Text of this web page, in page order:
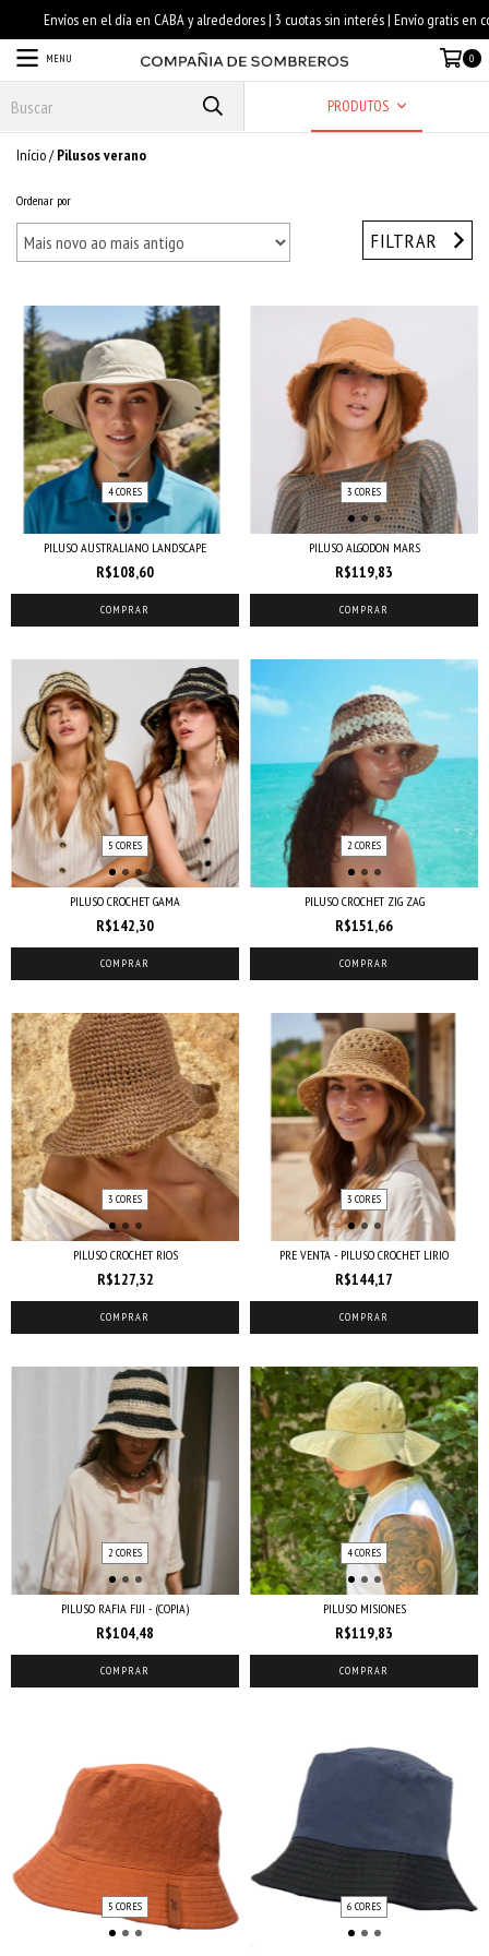
MENU 0
PRODUTOS
Início/ Pilusos verano
Ordenar por
FILTRAR
4 CORES
PILUSO AUSTRALIANO LANDSCAPE
R$108,60
COMPRAR
3 CORES
PILUSO ALGODON MARS
R$119,83
COMPRAR
5 CORES
PILUSO CROCHET GAMA
R$142,30
COMPRAR
2 CORES
PILUSO CROCHET ZIG ZAG
R$151,66
COMPRAR
3 CORES
PILUSO CROCHET RIOS
R$127,32
COMPRAR
3 CORES
PRE VENTA - PILUSO CROCHET LIRIO
R$144,17
COMPRAR
2 CORES
PILUSO RAFIA FIJI - (COPIA)
R$104,48
COMPRAR
4 CORES
PILUSO MISIONES
R$119,83
COMPRAR
5 CORES 6 CORES